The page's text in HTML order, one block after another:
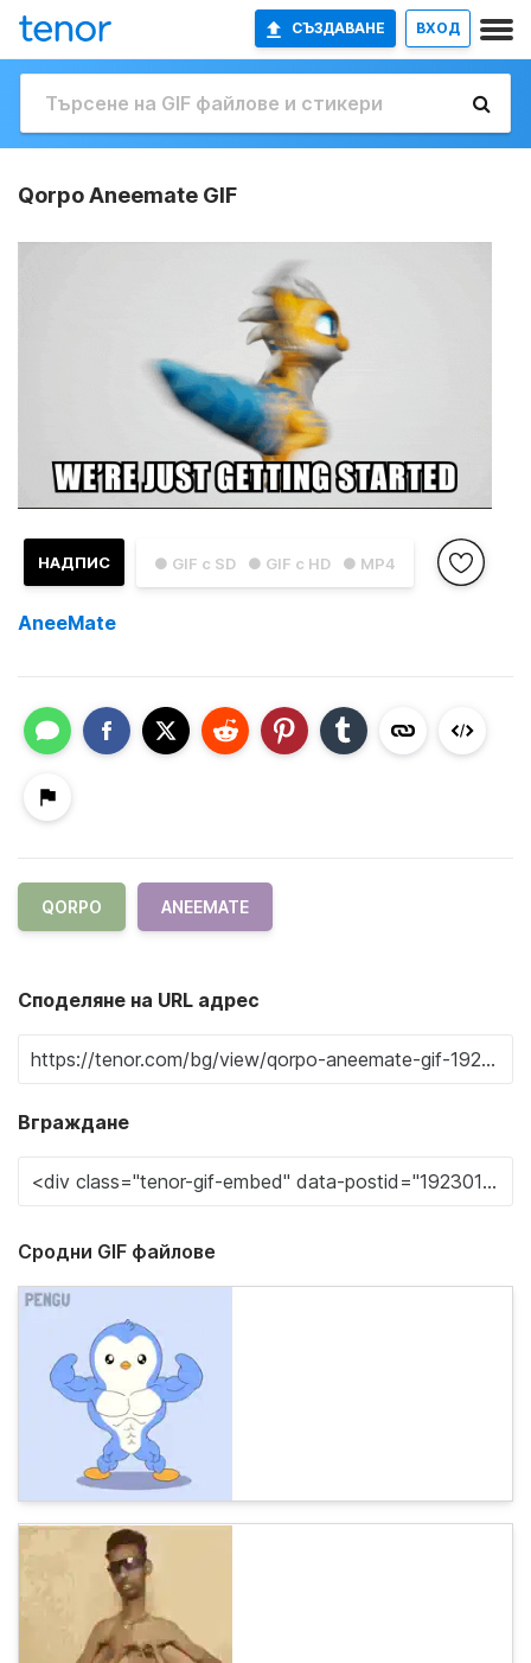
СЪЗДАВАНЕ ВХОД
Qorpo Aneemate GIF
● GIF с SD ● GIF с HD ● MP4
НАДПИС
AneeMate
QORPO ANEEMATE
Споделяне на URL адрес
Вграждане
Сродни GIF файлове